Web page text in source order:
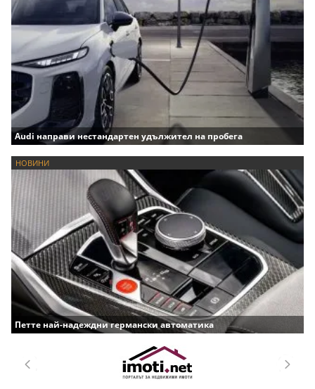
Audi направи нестандартен удължител на пробега
НОВИНИ
Петте най-надеждни германски автоматика